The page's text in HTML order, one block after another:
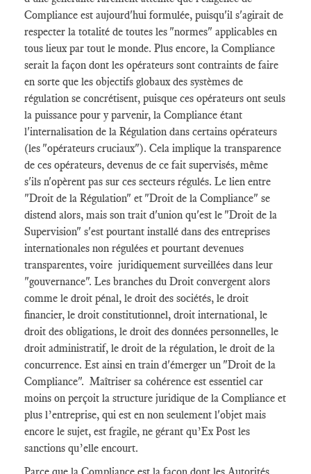
Compliance est aujourd'hui formulée, puisqu'il s'agirait de
respecter la totalité de toutes les "normes" applicables en
tous lieux par tout le monde. Plus encore, la Compliance
serait la façon dont les opérateurs sont contraints de faire
en sorte que les objectifs globaux des systèmes de
régulation se concrétisent, puisque ces opérateurs ont seuls
la puissance pour y parvenir, la Compliance étant
l'internalisation de la Régulation dans certains opérateurs
(les "opérateurs cruciaux"). Cela implique la transparence
de ces opérateurs, devenus de ce fait supervisés, même
s'ils n'opèrent pas sur ces secteurs régulés. Le lien entre
"Droit de la Régulation" et "Droit de la Compliance" se
distend alors, mais son trait d'union qu'est le "Droit de la
Supervision" s'est pourtant installé dans des entreprises
internationales non régulées et pourtant devenues
transparentes, voire juridiquement surveillées dans leur
"gouvernance". Les branches du Droit convergent alors
comme le droit pénal, le droit des sociétés, le droit
financier, le droit constitutionnel, droit international, le
droit des obligations, le droit des données personnelles, le
droit administratif, le droit de la régulation, le droit de la
concurrence. Est ainsi en train d'émerger un "Droit de la
Compliance". Maîtriser sa cohérence est essentiel car
moins on perçoit la structure juridique de la Compliance et
plus l’entreprise, qui est en non seulement l'objet mais
encore le sujet, est fragile, ne gérant qu’Ex Post les
sanctions qu’elle encourt.